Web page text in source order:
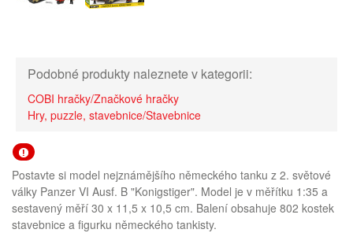
Podobné produkty naleznete v kategorii:
COBI hračky/Značkové hračky
Hry, puzzle, stavebnice/Stavebnice
Postavte si model nejznámějšího německého tanku z 2. světové
války Panzer VI Ausf. B "Konigstiger". Model je v měřítku 1:35 a
sestavený měří 30 x 11,5 x 10,5 cm. Balení obsahuje 802 kostek
stavebnice a figurku německého tankisty.